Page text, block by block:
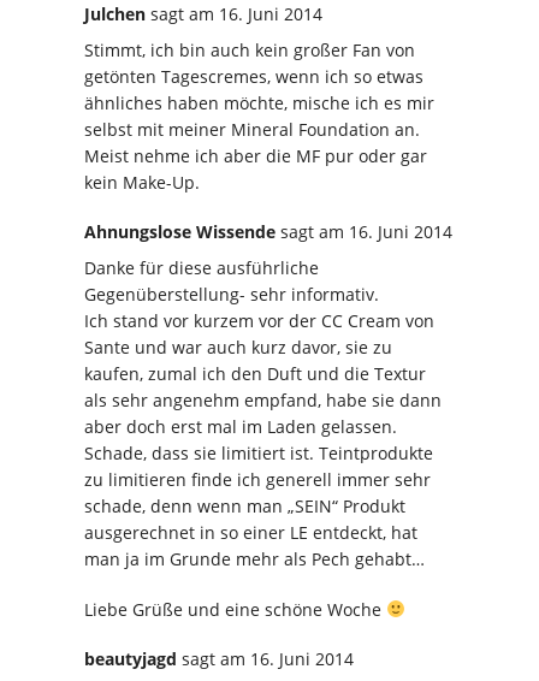
Julchen sagt am 16. Juni 2014
Stimmt, ich bin auch kein großer Fan von
getönten Tagescremes, wenn ich so etwas
ähnliches haben möchte, mische ich es mir
selbst mit meiner Mineral Foundation an.
Meist nehme ich aber die MF pur oder gar
kein Make-Up.
Ahnungslose Wissende sagt am 16. Juni 2014
Danke für diese ausführliche
Gegenüberstellung- sehr informativ.
Ich stand vor kurzem vor der CC Cream von
Sante und war auch kurz davor, sie zu
kaufen, zumal ich den Duft und die Textur
als sehr angenehm empfand, habe sie dann
aber doch erst mal im Laden gelassen.
Schade, dass sie limitiert ist. Teintprodukte
zu limitieren finde ich generell immer sehr
schade, denn wenn man „SEIN“ Produkt
ausgerechnet in so einer LE entdeckt, hat
man ja im Grunde mehr als Pech gehabt…
Liebe Grüße und eine schöne Woche
beautyjagd sagt am 16. Juni 2014